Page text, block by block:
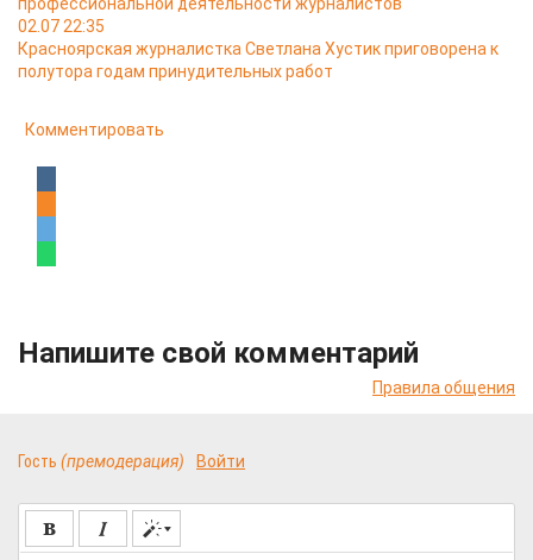
02.07 22:35
Красноярская журналистка Светлана Хустик приговорена к
полутора годам принудительных работ
Комментировать
Напишите свой комментарий
Правила общения
Гость (премодерация) Войти